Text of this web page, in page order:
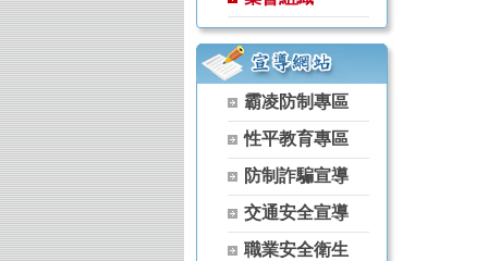
【115學年度升學榜單】恭喜 家政科
【115學年度升學榜單】恭喜 家政科
【115學年度升學榜單】恭喜 家政科
【115學年度升學榜單】恭喜 園藝科
【115學年度升學榜單】恭喜 家政科
【115學年度升學榜單】恭喜 家政科
【115學年度升學榜單】恭喜 家政科
【115學年度升學榜單】恭喜 茶葉技
【115學年度升學榜單】恭喜 茶葉技
【115學年度升學榜單】恭喜 家政科
霸凌防制專區
性平教育專區
防制詐騙宣導
交通安全宣導
職業安全衛生